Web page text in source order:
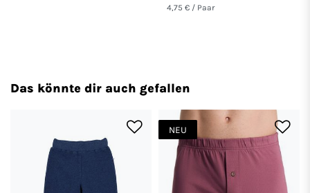
4,75 € / Paar
Das könnte dir auch gefallen
NEU